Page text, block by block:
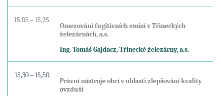
15,05 – 15,25
Omezování fugitivních emisí v Třineckých
železárnách, a.s.
Ing. Tomáš Gajdacz, Třinecké železárny, a.s.
15,30 – 15,50
Právní nástroje obcí v oblasti zlepšování kvality
ovzduší